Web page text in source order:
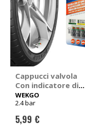
Cappucci valvola
Con indicatore di
pressione - WEKGO
WEKGO
2.4 bar
5,99 €